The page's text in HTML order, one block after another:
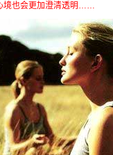
境也会更加澄清透明……